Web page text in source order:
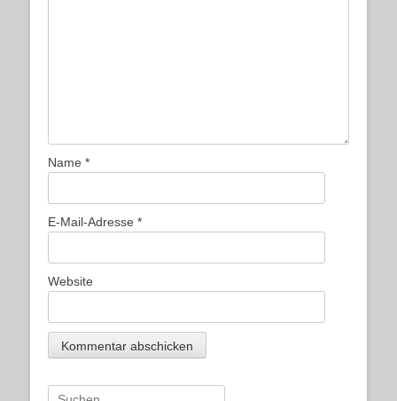
Name *
E-Mail-Adresse *
Website
Suche